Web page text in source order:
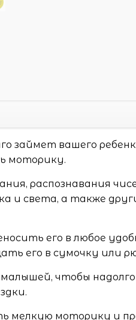
займет вашего
моторику.
распознавания
и света, а также
его в любое
его в сумочку или
чтобы
мелкую моторику и